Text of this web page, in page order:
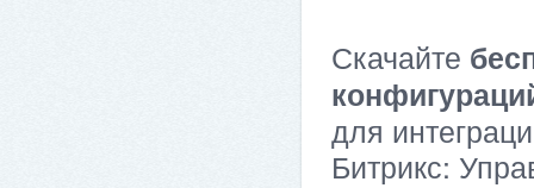
Скачайте
для
Битрикс: